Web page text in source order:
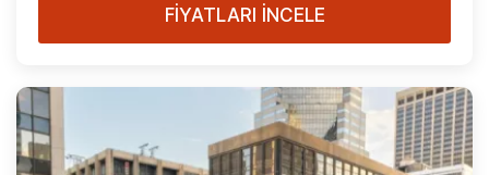
FİYATLARI İNCELE